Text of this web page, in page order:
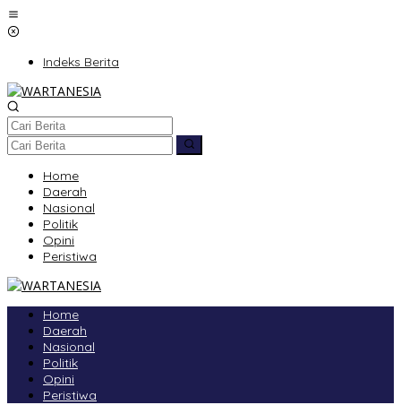
Lewati
ke
Indeks Berita
Home
Daerah
Nasional
Politik
Opini
Peristiwa
Home
Daerah
Nasional
Politik
Opini
Peristiwa